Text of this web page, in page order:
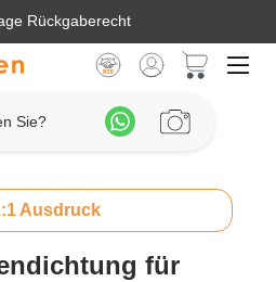
Rückgaberecht
Ausdruck
für